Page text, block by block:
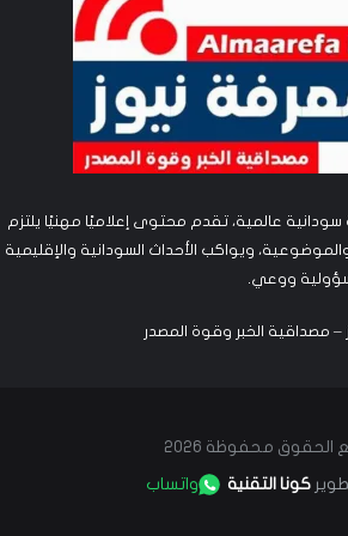
سودانية عالمية، تقدم محتوى إعلاميًا مهنيًا يلتزم
ويواكب الأحداث السودانية والإقليمية
ووعي.
– مصداقية الخبر وقوة المصدر
محفوظة 2026
كونا التقنية واتساب